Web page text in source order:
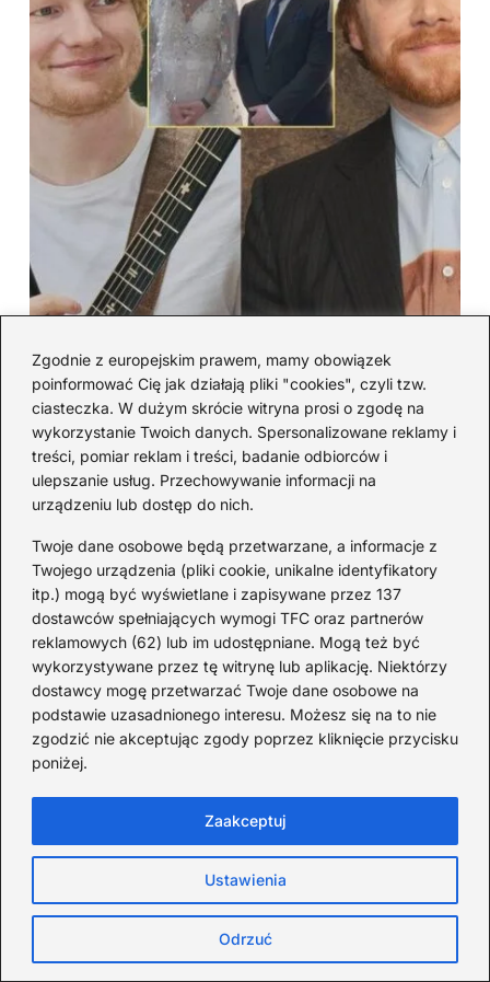
Zgodnie z europejskim prawem, mamy obowiązek
poinformować Cię jak działają pliki "cookies", czyli tzw.
ciasteczka. W dużym skrócie witryna prosi o zgodę na
wykorzystanie Twoich danych. Spersonalizowane reklamy i
treści, pomiar reklam i treści, badanie odbiorców i
ulepszanie usług. Przechowywanie informacji na
urządzeniu lub dostęp do nich.
Twoje dane osobowe będą przetwarzane, a informacje z
Twojego urządzenia (pliki cookie, unikalne identyfikatory
itp.) mogą być wyświetlane i zapisywane przez 137
dostawców spełniających wymogi TFC oraz partnerów
reklamowych (62) lub im udostępniane. Mogą też być
wykorzystywane przez tę witrynę lub aplikację. Niektórzy
dostawcy mogę przetwarzać Twoje dane osobowe na
podstawie uzasadnionego interesu. Możesz się na to nie
zgodzić nie akceptując zgody poprzez kliknięcie przycisku
poniżej.
Ustawienia
Odrzuć
Zaakceptuj
Kiedy urodził się Ed Sheeran?
Fascynujące fakty z życia
artysty, które musisz poznać
2026-05-13
Ed Sheeran to jeden z moich ulubionych artystów, a jego
muzyka towarzyszy mi w wielu ważnych chwilach. Dlatego
z wielką…
Gdzie Tak Naprawdę Mieszka
Ed Sheeran? Odkryj
Tajemnice Jego Domu w
Suffolk
2025-12-02
HAND-MADE, czyli
WŁODZIMIERZ PAWLIK –
opis muzycznej kariery,
nagrody, opinie w prasie
2025-07-02